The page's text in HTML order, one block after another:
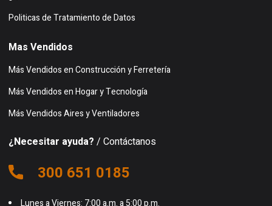
Politicas de Tratamiento de Datos
Mas Vendidos
Más Vendidos en Construcción y Ferretería
Más Vendidos en Hogar y Tecnología
Más Vendidos Aires y Ventiladores
¿Necesitar ayuda? / Contáctanos
300 651 0185
Lunes a Viernes: 7:00 a.m. a 5:00 p.m.